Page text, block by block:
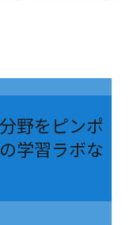
野をピンポ
学習ラボな